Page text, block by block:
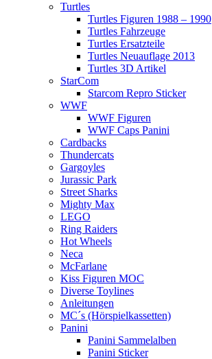
Turtles
Turtles Figuren 1988 – 1990
Turtles Fahrzeuge
Turtles Ersatzteile
Turtles Neuauflage 2013
Turtles 3D Artikel
StarCom
Starcom Repro Sticker
WWF
WWF Figuren
WWF Caps Panini
Cardbacks
Thundercats
Gargoyles
Jurassic Park
Street Sharks
Mighty Max
LEGO
Ring Raiders
Hot Wheels
Neca
McFarlane
Kiss Figuren MOC
Diverse Toylines
Anleitungen
MC´s (Hörspielkassetten)
Panini
Panini Sammelalben
Panini Sticker